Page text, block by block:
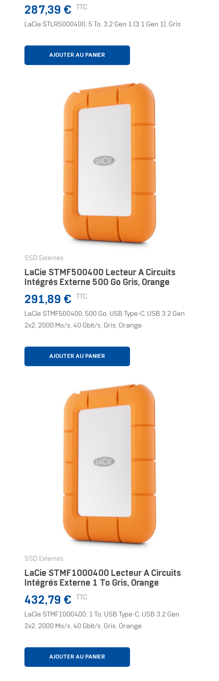
Prix
287,39 € TTC
LaCie STLR5000400, 5 To, 3.2 Gen 1 (3.1 Gen 1), Gris
AJOUTER AU PANIER
SSD Externes
LaCie STMF500400 Lecteur À Circuits
Intégrés Externe 500 Go Gris, Orange
Prix
291,89 € TTC
LaCie STMF500400, 500 Go, USB Type-C, USB 3.2 Gen
2x2, 2000 Mo/s, 40 Gbit/s, Gris, Orange
AJOUTER AU PANIER
SSD Externes
LaCie STMF1000400 Lecteur À Circuits
Intégrés Externe 1 To Gris, Orange
Prix
432,79 € TTC
LaCie STMF1000400, 1 To, USB Type-C, USB 3.2 Gen
2x2, 2000 Mo/s, 40 Gbit/s, Gris, Orange
AJOUTER AU PANIER